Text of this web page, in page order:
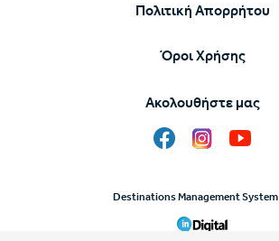
Πολιτική Απορρήτου
Όροι Χρήσης
Ακολουθήστε μας
Destinations Management